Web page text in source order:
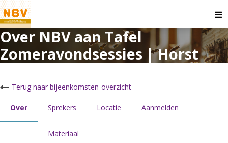
Over NBV aan Tafel
Zomeravondsessies | Horst
Terug naar bijeenkomsten-overzicht
NBV aan Tafel
Zomeravondsessies |
Horst
dinsdag 24 september 2024 van 19:00 uur tot 21:00 uur
Over Sprekers Locatie Aanmelden
Materiaal